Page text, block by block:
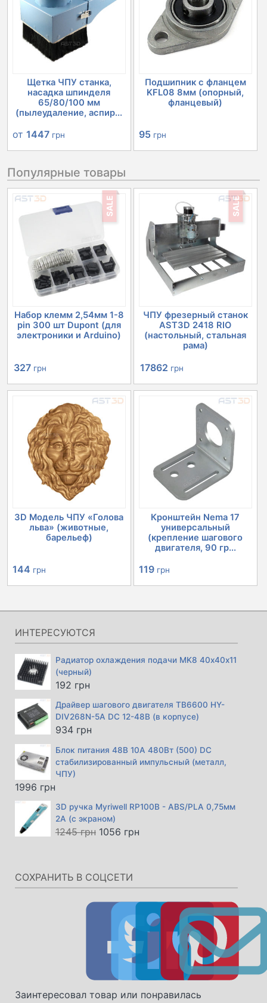
Щетка ЧПУ станка,
насадка шпинделя
65/80/100 мм
(пылеудаление, аспир...
от 1447 грн
Подшипник с фланцем
KFL08 8мм (опорный,
фланцевый)
95 грн
Популярные товары
SALE
Набор клемм 2,54мм 1-8
pin 300 шт Dupont (для
электроники и Arduino)
Первоначальная
цена
составляла
366 грн.
327 грн
цена:
327 грн.
SALE
ЧПУ фрезерный станок
AST3D 2418 RIO
(настольный, стальная
рама)
Первоначальная
цена
17862 грн
цена:
17862 грн.
3D Модель ЧПУ «Голова
льва» (животные,
барельеф)
144 грн
Кронштейн Nema 17
универсальный
(крепление шагового
двигателя, 90 гр...
119 грн
ИНТЕРЕСУЮТСЯ
Радиатор охлаждения подачи MK8 40х40х11
(черный)
192 грн
Драйвер шагового двигателя TB6600 HY-
DIV268N-5A DC 12-48В (в корпусе)
934 грн
Блок питания 48В 10А 480Вт (500) DC
стабилизированный импульсный (металл,
ЧПУ)
1996 грн
3D ручка Myriwell RP100B - ABS/PLA 0,75мм
2А (с экраном)
1245грн Первоначальная
1245 грн.
1056 грнТекущая
СОХРАНИТЬ В СОЦСЕТИ
Заинтересовал товар или понравилась